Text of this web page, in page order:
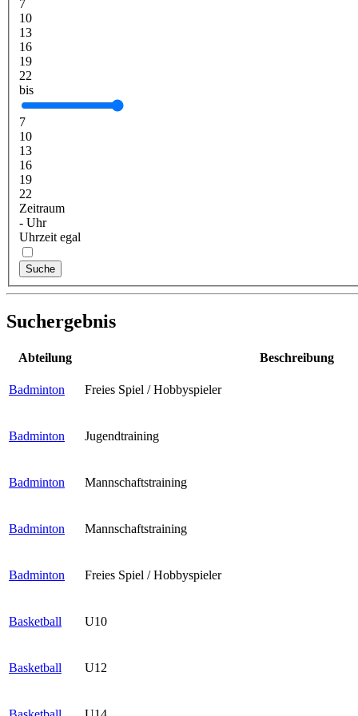
7
10
13
16
19
22
bis
7
10
13
16
19
22
Zeitraum
- Uhr
Uhrzeit egal
Suche
Suchergebnis
Abteilung Beschreibung
Badminton Freies Spiel / Hobbyspieler
Badminton Jugendtraining
Badminton Mannschaftstraining
Badminton Mannschaftstraining
Badminton Freies Spiel / Hobbyspieler
Basketball U10
Basketball U12